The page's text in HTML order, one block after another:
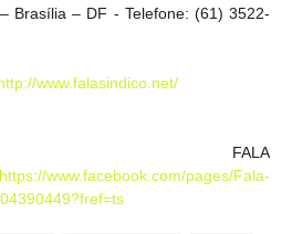
Brasília – DF - Telefone: (61) 3522-
www.falasindico.net/
FALA
https://www.facebook.com/pages/Fala-